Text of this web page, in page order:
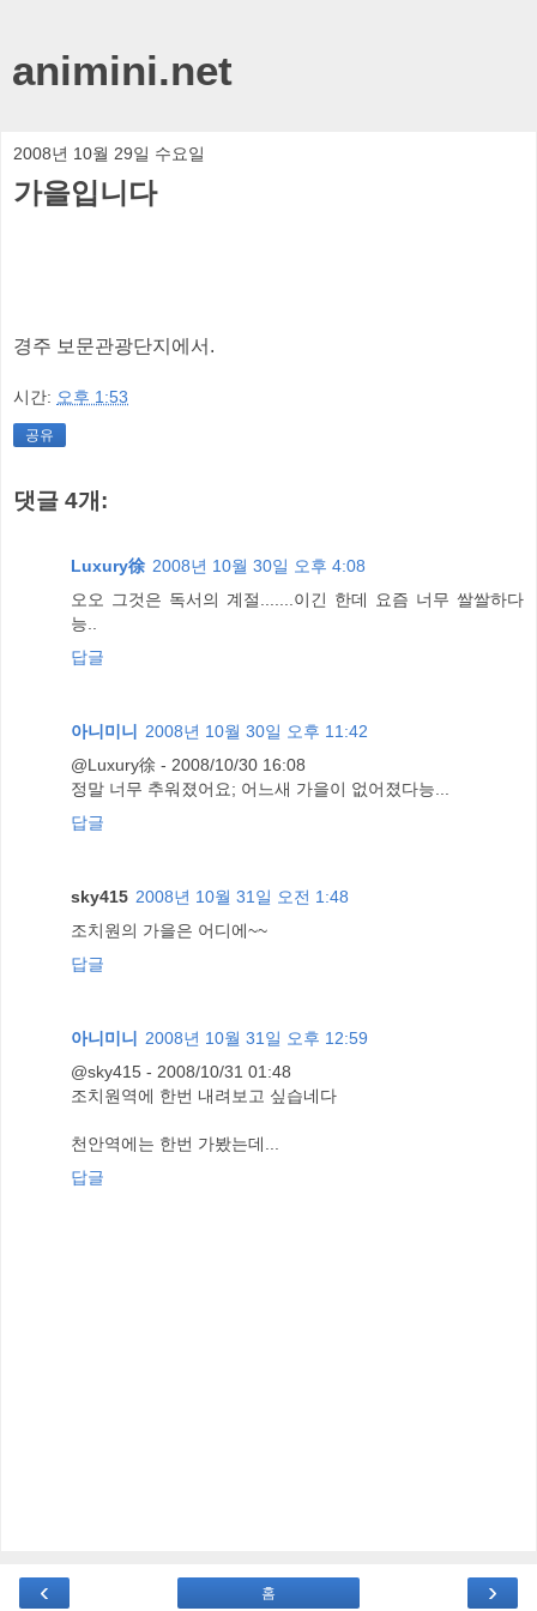
animini.net
2008년 10월 29일 수요일
가을입니다
경주 보문관광단지에서.
시간: 오후 1:53
공유
댓글 4개:
Luxury徐 2008년 10월 30일 오후 4:08
오오 그것은 독서의 계절.......이긴 한데 요즘 너무 쌀쌀하다
능..
답글
아니미니 2008년 10월 30일 오후 11:42
@Luxury徐 - 2008/10/30 16:08
정말 너무 추워졌어요; 어느새 가을이 없어졌다능...
답글
sky415 2008년 10월 31일 오전 1:48
조치원의 가을은 어디에~~
답글
아니미니 2008년 10월 31일 오후 12:59
@sky415 - 2008/10/31 01:48
조치원역에 한번 내려보고 싶습네다
천안역에는 한번 가봤는데...
답글
‹ ›
홈